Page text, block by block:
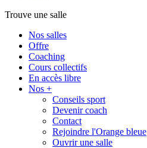
Trouve une salle
Nos salles
Offre
Coaching
Cours collectifs
En accès libre
Nos +
Conseils sport
Devenir coach
Contact
Rejoindre l'Orange bleue
Ouvrir une salle